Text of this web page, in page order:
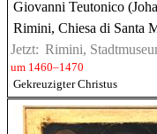
Giovanni Teutonico
Rimini, Chiesa di Santa
Jetzt: Rimini,
um 1460–1470
Gekreuzigter Christus